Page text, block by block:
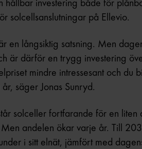
hållbar investering både för
solcellsanslutningar på Ellevio.
en långsiktig satsning. Men
är därför en trygg investering
mindre intressesant och du
säger Jonas Sunryd.
solceller fortfarande för en liten
andelen ökar varje år. Till
i sitt elnät, jämfört med